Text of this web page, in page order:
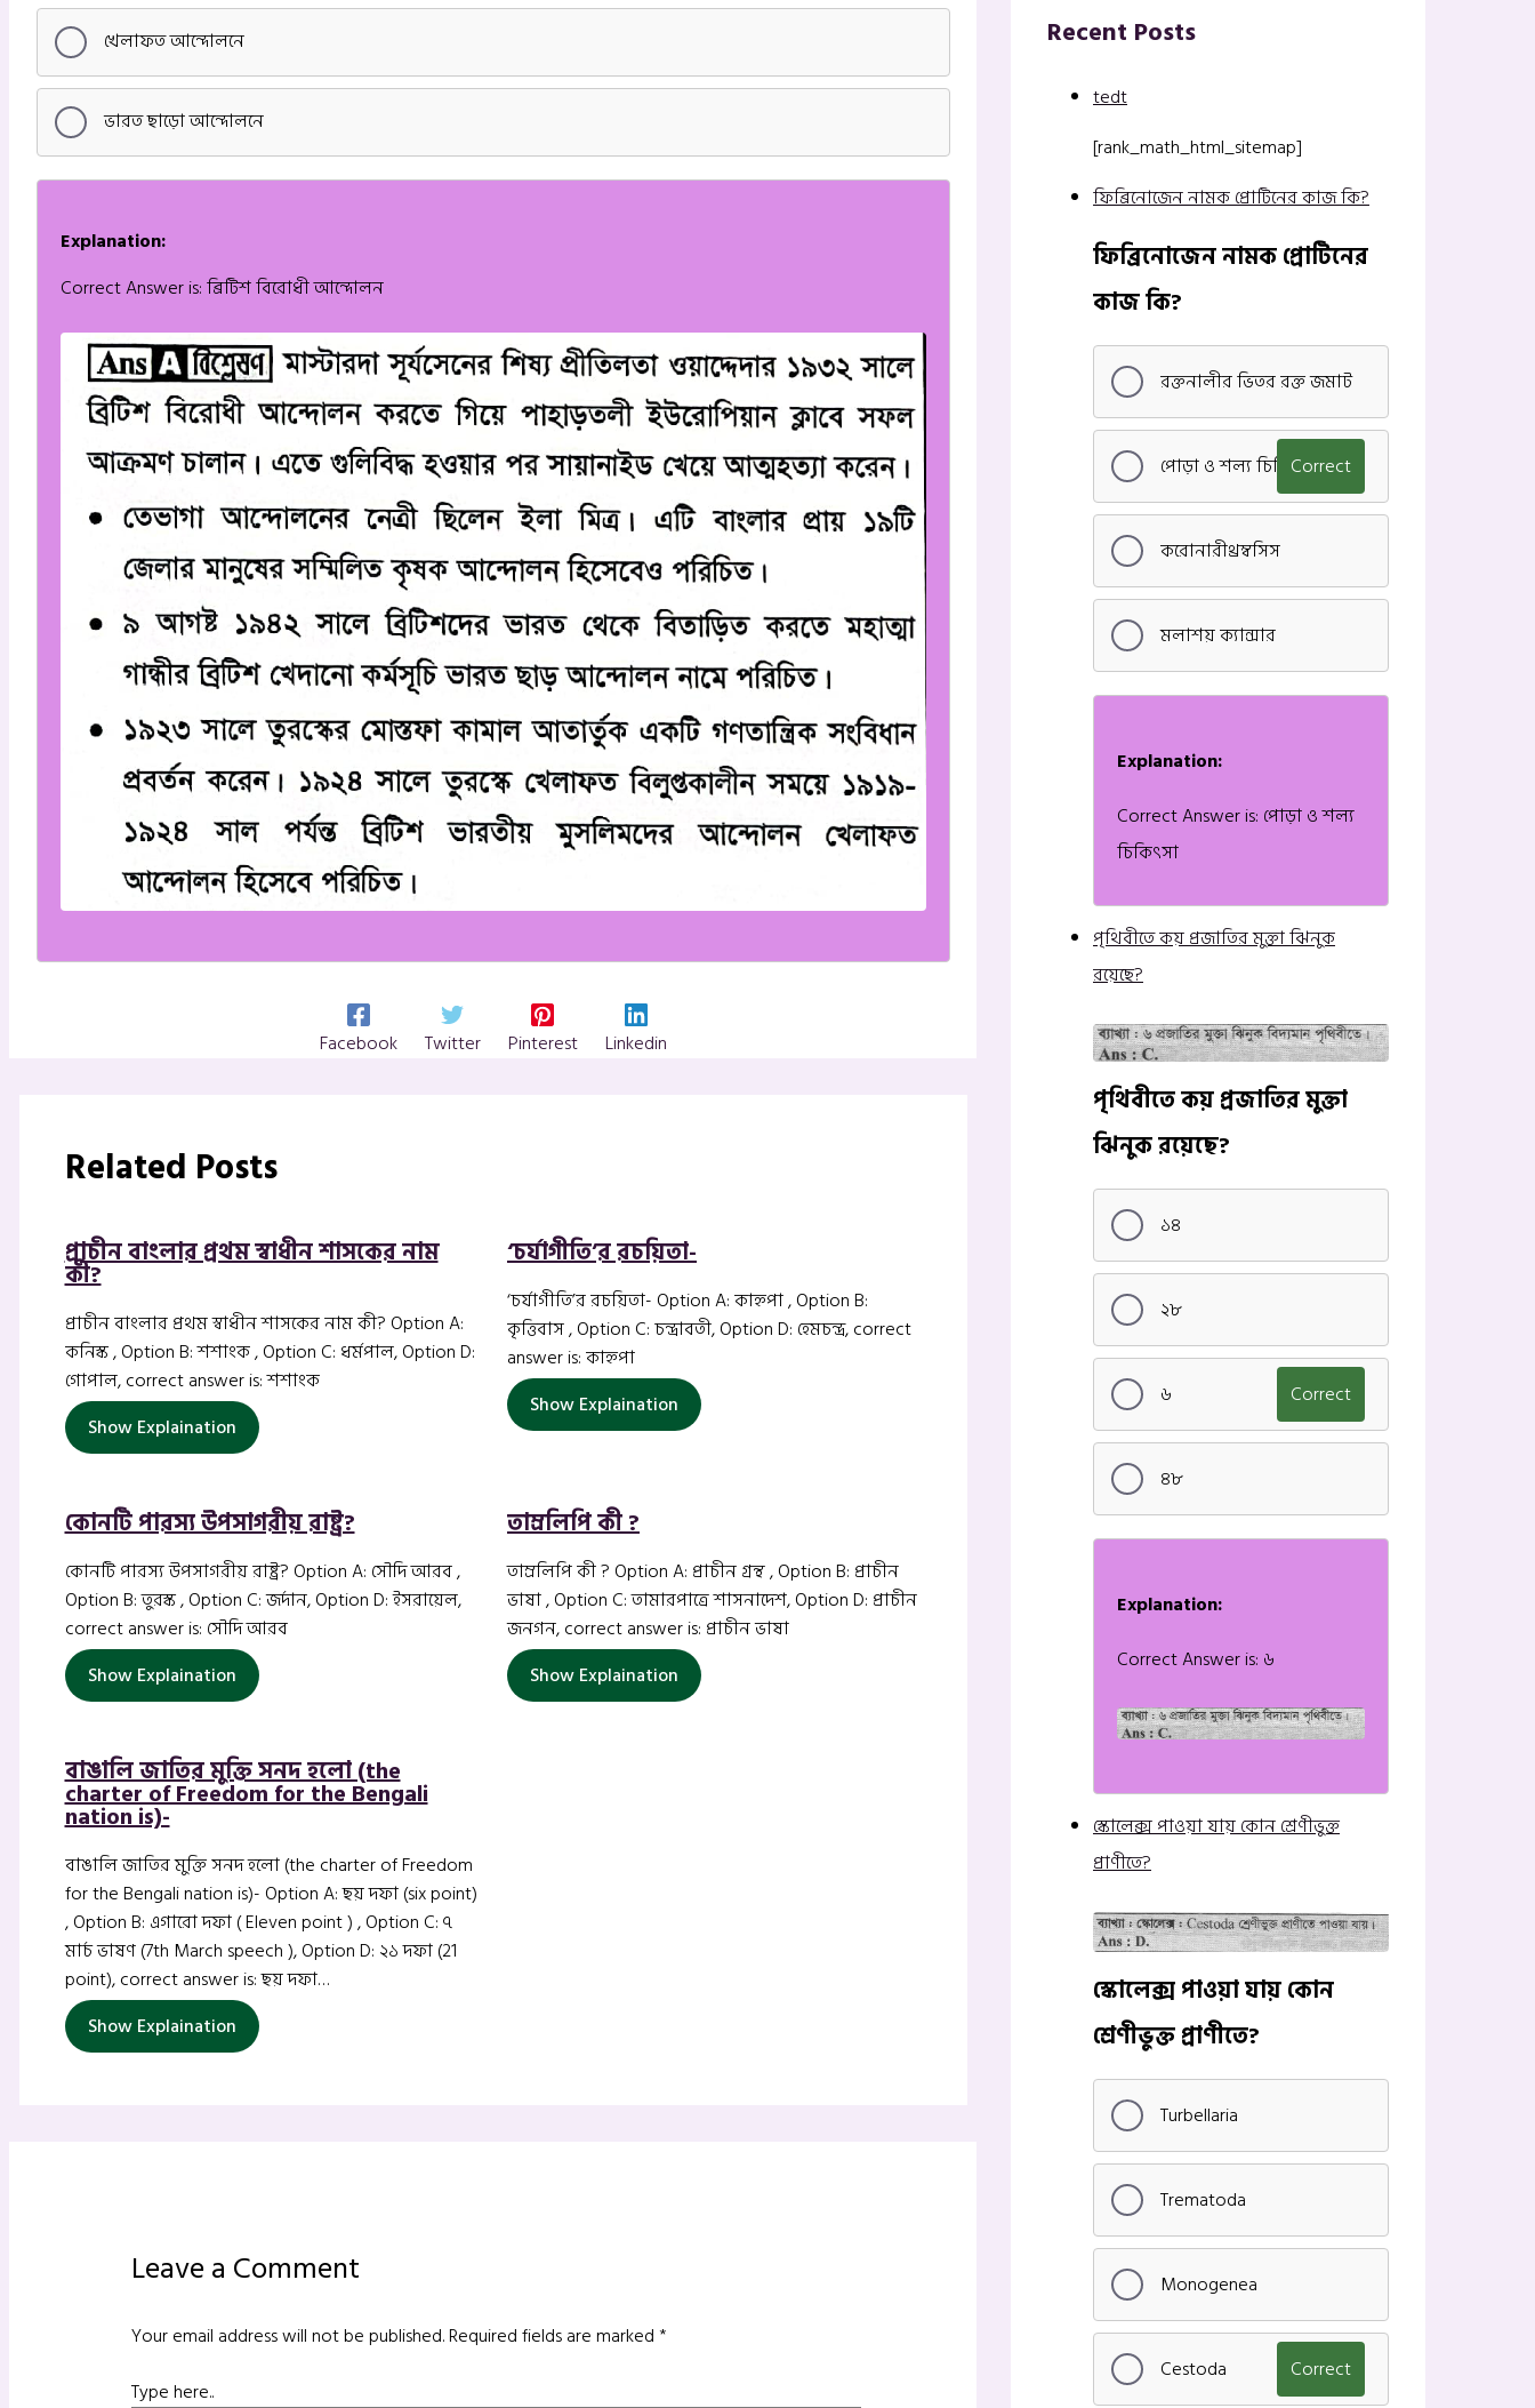
খেলাফত আন্দোলনে
ভারত ছাড়ো আন্দোলনে
Explanation:
Correct Answer is: ব্রিটিশ বিরোধী আন্দোলন
Facebook Twitter Pinterest Linkedin
Related Posts
প্রাচীন বাংলার প্রথম স্বাধীন শাসকের নাম
কী?
প্রাচীন বাংলার প্রথম স্বাধীন শাসকের নাম কী? Option A:
কনিস্ক , Option B: শশাংক , Option C: ধর্মপাল, Option D:
গোপাল, correct answer is: শশাংক
Show Explaination
‘চর্যাগীতি’র রচয়িতা-
‘চর্যাগীতি’র রচয়িতা- Option A: কাহ্নপা , Option B:
কৃত্তিবাস , Option C: চন্দ্রাবতী, Option D: হেমচন্দ্র, correct
answer is: কাহ্নপা
Show Explaination
কোনটি পারস্য উপসাগরীয় রাষ্ট্র?
কোনটি পারস্য উপসাগরীয় রাষ্ট্র? Option A: সৌদি আরব ,
Option B: তুরস্ক , Option C: জর্দান, Option D: ইসরায়েল,
correct answer is: সৌদি আরব
Show Explaination
তাম্রলিপি কী ?
তাম্রলিপি কী ? Option A: প্রাচীন গ্রন্থ , Option B: প্রাচীন
ভাষা , Option C: তামারপাত্রে শাসনাদেশ, Option D: প্রাচীন
জনগন, correct answer is: প্রাচীন ভাষা
Show Explaination
বাঙালি জাতির মুক্তি সনদ হলো (the
charter of Freedom for the Bengali
nation is)-
বাঙালি জাতির মুক্তি সনদ হলো (the charter of Freedom
for the Bengali nation is)- Option A: ছয় দফা (six point)
, Option B: এগারো দফা ( Eleven point ) , Option C: ৭
মার্চ ভাষণ (7th March speech ), Option D: ২১ দফা (21
point), correct answer is: ছয় দফা…
Show Explaination
Leave a Comment
Your email address will not be published.Required fields are marked*
Type here..
Recent Posts
tedt
[rank_math_html_sitemap]
ফিব্রিনোজেন নামক প্রোটিনের কাজ কি?
ফিব্রিনোজেন নামক প্রোটিনের
কাজ কি?
রক্তনালীর ভিতর রক্ত জমাট
পোড়া ও শল্য চিকিৎসাCorrect
করোনারীথ্রম্বসিস
মলাশয় ক্যান্সার
Explanation:
Correct Answer is: পোড়া ও শল্য
চিকিৎসা
পৃথিবীতে কয় প্রজাতির মুক্তা ঝিনুক
রয়েছে?
পৃথিবীতে কয় প্রজাতির মুক্তা
ঝিনুক রয়েছে?
১৪
২৮
৬ Correct
৪৮
Explanation:
Correct Answer is: ৬
স্কোলেক্স পাওয়া যায় কোন শ্রেণীভুক্ত
প্রাণীতে?
স্কোলেক্স পাওয়া যায় কোন
শ্রেণীভুক্ত প্রাণীতে?
Turbellaria
Trematoda
Monogenea
Cestoda Correct